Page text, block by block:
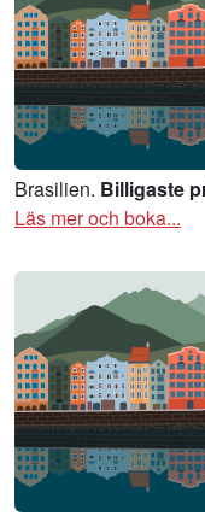
Brasilien. Billigaste
Läs mer och boka...